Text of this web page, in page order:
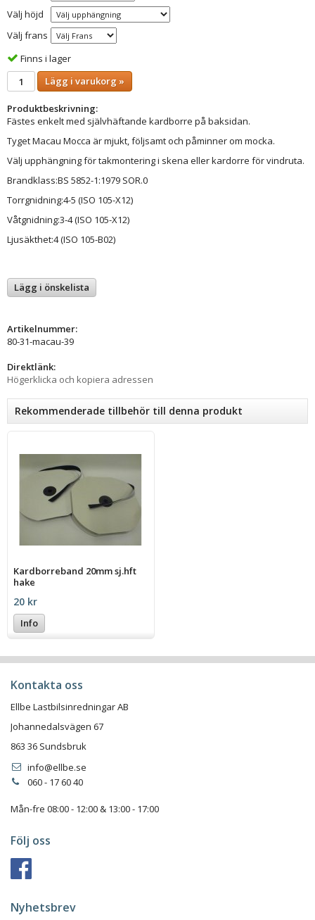
Välj höjd
Välj frans
Finns i lager
Lägg i varukorg »
Produktbeskrivning:
Fästes enkelt med självhäftande kardborre på baksidan.
Tyget Macau Mocca är mjukt, följsamt och påminner om mocka.
Välj upphängning för takmontering i skena eller kardorre för vindruta.
Brandklass:BS 5852-1:1979 SOR.0
Torrgnidning:4-5 (ISO 105-X12)
Våtgnidning:3-4 (ISO 105-X12)
Ljusäkthet:4 (ISO 105-B02)
Lägg i önskelista
Artikelnummer:
80-31-macau-39
Direktlänk:
Högerklicka och kopiera adressen
Rekommenderade tillbehör till denna produkt
Kardborreband 20mm sj.hft
hake
20 kr
Info
Kontakta oss
Ellbe Lastbilsinredningar AB
Johannedalsvägen 67
863 36 Sundsbruk
info@ellbe.se
060 - 17 60 40
Mån-fre 08:00 - 12:00 & 13:00 - 17:00
Följ oss
Nyhetsbrev